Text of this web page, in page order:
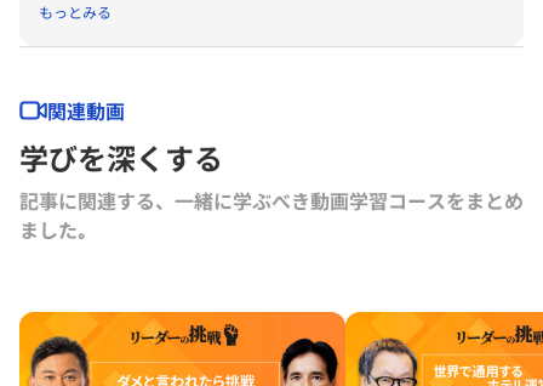
を立ち上げる。2016年に茨城ロボッツ、2019年に茨城放送オーナー就
任。2022年にLuckyFesを立ち上げ、現在総合プロデューサーを務め
社 社外取締役。
もっとみる
関連動画
学びを深くする
記事に関連する、一緒に学ぶべき動画学習コースをまとめ
ました｡